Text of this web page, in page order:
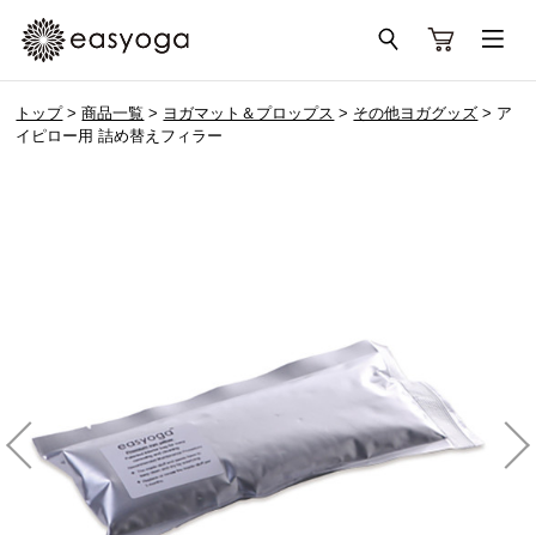
トップ>商品一覧 > ヨガマット＆プロップス > その他ヨガグッズ > ア
イピロー用 詰め替えフィラー